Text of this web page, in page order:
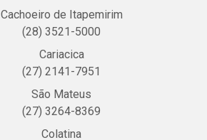
Cachoeiro de Itapemirim
(28) 3521-5000
Cariacica
(27) 2141-7951
São Mateus
(27) 3264-8369
Colatina